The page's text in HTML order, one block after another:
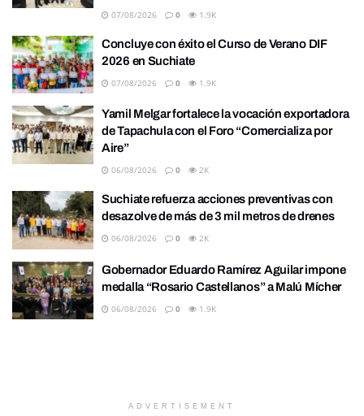
07/08/2026 0 1.9K
Concluye con éxito el Curso de Verano DIF
2026 en Suchiate
07/08/2026 0 1.9K
Yamil Melgar fortalece la vocación exportadora
de Tapachula con el Foro “Comercializa por
Aire”
06/08/2026 0 2K
Suchiate refuerza acciones preventivas con
desazolve de más de 3 mil metros de drenes
06/08/2026 0 2K
Gobernador Eduardo Ramírez Aguilar impone
medalla “Rosario Castellanos” a Malú Mícher
06/08/2026 0 1.9K
ADVERTISEMENT